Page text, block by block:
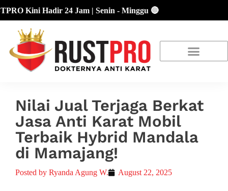
Kini Hadir 24 Jam | Senin - Minggu 🔴
Nilai Jual Terjaga Berkat
Jasa Anti Karat Mobil
Terbaik Hybrid Mandala
di Mamajang!
Posted by Ryanda Agung W. August 22, 2025